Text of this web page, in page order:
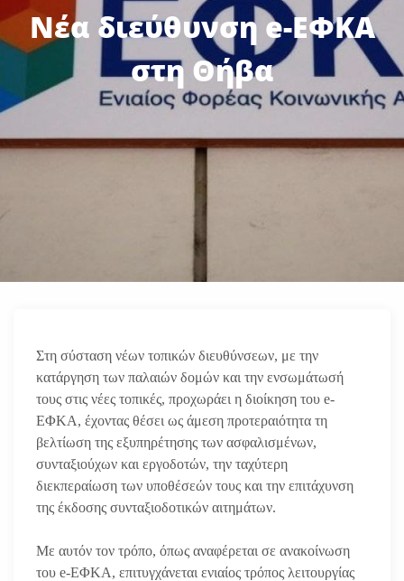
Νέα διεύθυνση e-ΕΦΚΑ
στη Θήβα
Στη σύσταση νέων τοπικών διευθύνσεων, με την
κατάργηση των παλαιών δομών και την ενσωμάτωσή
τους στις νέες τοπικές, προχωράει η διοίκηση του e-
ΕΦΚΑ, έχοντας θέσει ως άμεση προτεραιότητα τη
βελτίωση της εξυπηρέτησης των ασφαλισμένων,
συνταξιούχων και εργοδοτών, την ταχύτερη
διεκπεραίωση των υποθέσεών τους και την επιτάχυνση
της έκδοσης συνταξιοδοτικών αιτημάτων.
Με αυτόν τον τρόπο, όπως αναφέρεται σε ανακοίνωση
του e-ΕΦΚΑ, επιτυγχάνεται ενιαίος τρόπος λειτουργίας